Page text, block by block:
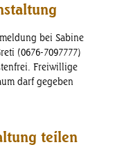
bei Sabine
(0676-7097777)
Freiwillige
darf gegeben
teilen